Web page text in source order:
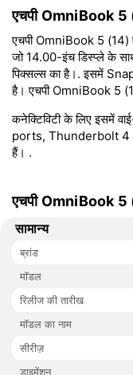
एचपी OmniBook 5
एचपी OmniBook 5
जो 14.00-इंच डिस्प्ले के
पिक्सल्स का है।. इसमें
है। एचपी OmniBook 5
कनेक्टिविटी के लिए इसमें
ports, Thunderbolt 4
हैं। .
एचपी OmniBook
सामान्य
ब्रांड
मॉडल
रिलीज की तारीख
मॉडल का नाम
सीरीज़
डाइमेंशन